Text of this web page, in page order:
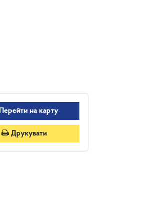
Перейти на карту
Друкувати